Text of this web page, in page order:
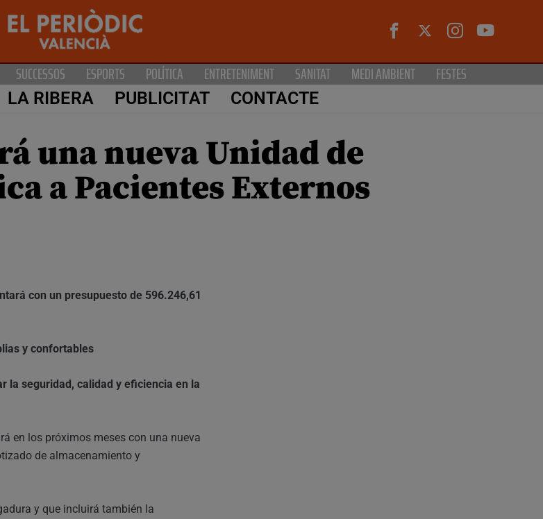
SUCCESSOS ESPORTS POLÍTICA ENTRETENIMENT SANITAT MEDI AMBIENT FESTES
LA RIBERA PUBLICITAT CONTACTE
una nueva Unidad de
a Pacientes Externos
con un presupuesto de 596.246,61
y confortables
la seguridad, calidad y eficiencia en la
en los próximos meses con una nueva
de almacenamiento y
y que incluirá también la